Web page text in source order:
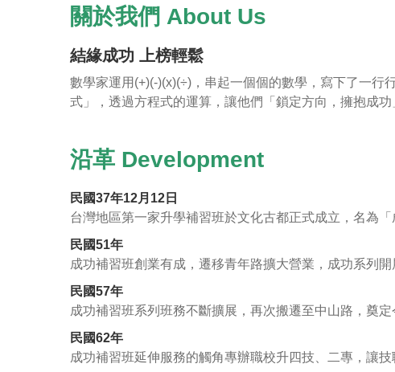
關於我們 About Us
結緣成功 上榜輕鬆
數學家運用(+)(-)(x)(÷)，串起一個個的數學，寫下了一
式」，透過方程式的運算，讓他們「鎖定方向，擁抱成功
沿革 Development
民國37年12月12日
台灣地區第一家升學補習班於文化古都正式成立，名為「
民國51年
成功補習班創業有成，遷移青年路擴大營業，成功系列開
民國57年
成功補習班系列班務不斷擴展，再次搬遷至中山路，奠定
民國62年
成功補習班延伸服務的觸角專辦職校升四技、二專，讓